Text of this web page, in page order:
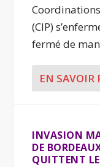
(CIP)
fermé de
EN SAVOIR
INVASION
DE
QUITTENT